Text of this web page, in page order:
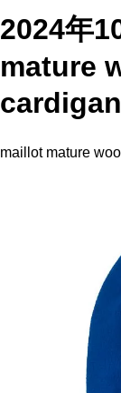
2024年
mature
cardigan
maillot mature